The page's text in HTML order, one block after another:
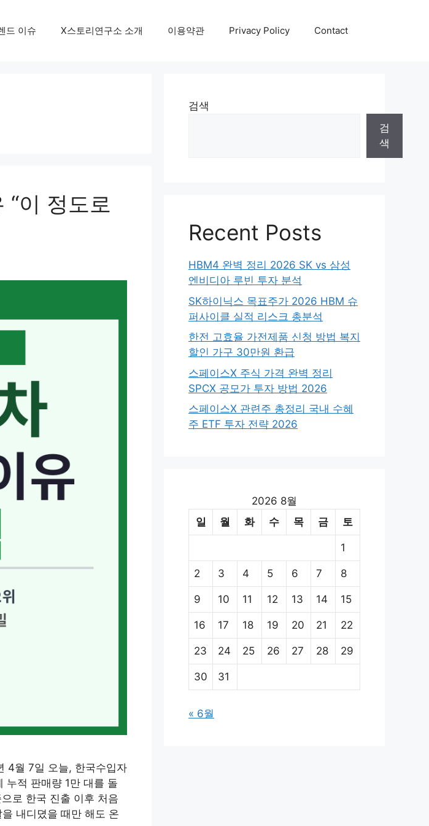
드 이슈 X스토리연구소 소개 이용약관 Privacy Policy Contact
이 정도로
4월 7일 오늘, 한국수입자
누적 판매량 1만 대를 돌
로 한국 진출 이후 처음
내디뎠을 때만 해도 온
검색
검
색
Recent Posts
HBM4 완벽 정리 2026 SK vs 삼성
엔비디아 루빈 투자 분석
SK하이닉스 목표주가 2026 HBM 슈
퍼사이클 실적 리스크 총분석
한전 고효율 가전제품 신청 방법 복지
할인 가구 30만원 환급
스페이스X 주식 가격 완벽 정리
SPCX 공모가 투자 방법 2026
스페이스X 관련주 총정리 국내 수혜
주 ETF 투자 전략 2026
2026 8월
일
월 화 수 목 금 토
1
2 3 4 5 6 7 8
9 10 11 12 13 14 15
16 17 18 19 20 21 22
23 24 25 26 27 28 29
30 31
« 6월